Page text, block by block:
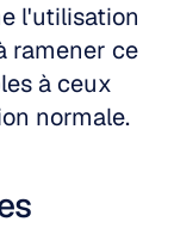
l'utilisation
ramener ce
à ceux
normale.